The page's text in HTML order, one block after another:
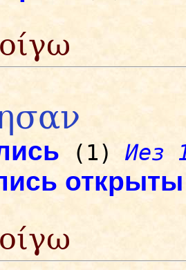
(1) Иез
открыты